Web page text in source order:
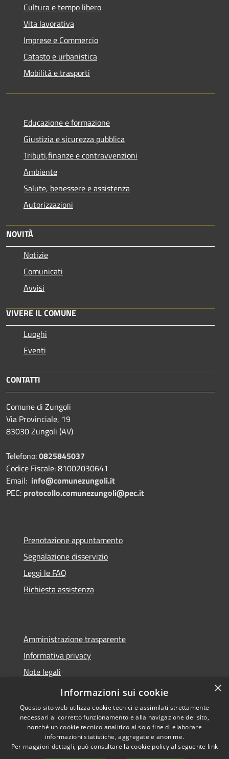
Cultura e tempo libero
Vita lavorativa
Imprese e Commercio
Catasto e urbanistica
Mobilità e trasporti
Educazione e formazione
Giustizia e sicurezza pubblica
Tributi,finanze e contravvenzioni
Ambiente
Salute, benessere e assistenza
Autorizzazioni
NOVITÀ
Notizie
Comunicati
Avvisi
VIVERE IL COMUNE
Luoghi
Eventi
CONTATTI
Comune di Zungoli
Via Provinciale, 19
83030 Zungoli (AV)
Telefono:0825845037
Codice Fiscale: 81002030641
Email: info@comunezungoli.it
PEC: protocollo.comunezungoli@pec.it
Prenotazione appuntamento
Segnalazione disservizio
Leggi le FAQ
Richiesta assistenza
Amministrazione trasparente
Informativa privacy
Note legali
Dichiarazione di accessibilità
Accessibilità
Copyright © 2026 • Comune di
Zungoli • Powered by
×
Informazioni sui cookie
Questo sito web utilizza cookie tecnici e assimilati strettamente
necessari al corretto funzionamento e alla navigazione del sito,
nonché un cookie tecnico analitico al solo fine di elaborare
informazioni statistiche, aggregate e anonime.
Per maggiori dettagli, può consultare la cookie policy al seguente link